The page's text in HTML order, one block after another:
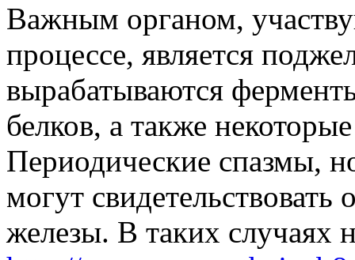
Важным органом,
процессе, является
вырабатываются
белков, а также
Периодические спазмы,
могут
железы. В таких случаях